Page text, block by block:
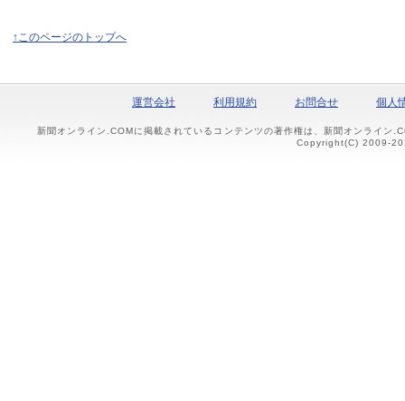
↑このページのトップへ
運営会社 利用規約 お問合せ 個人
新聞オンライン.COMに掲載されているコンテンツの著作権は、新聞オンライン
Copyright(C) 2009-